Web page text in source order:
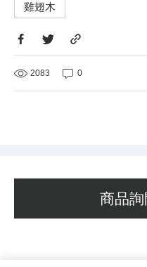
雞翅木
2083 0
商品